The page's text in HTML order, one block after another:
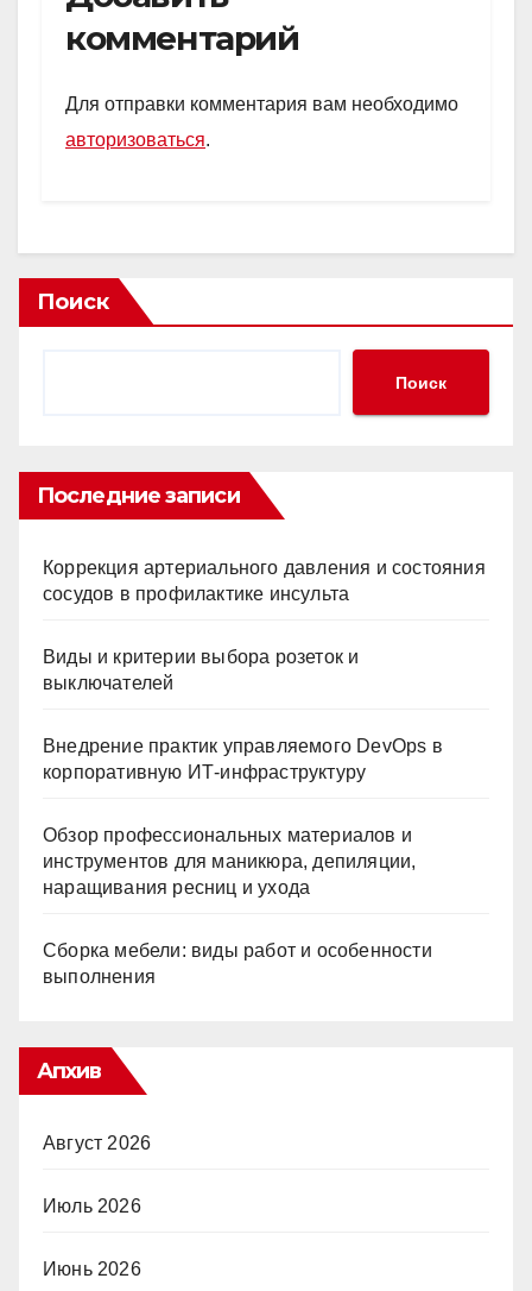
комментарий
Для отправки комментария вам необходимо
авторизоваться.
Поиск
Поиск
Последние записи
Коррекция артериального давления и состояния
сосудов в профилактике инсульта
Виды и критерии выбора розеток и
выключателей
Внедрение практик управляемого DevOps в
корпоративную ИТ-инфраструктуру
Обзор профессиональных материалов и
инструментов для маникюра, депиляции,
наращивания ресниц и ухода
Сборка мебели: виды работ и особенности
выполнения
Апхив
Август 2026
Июль 2026
Июнь 2026